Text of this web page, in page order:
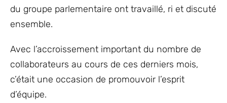
du groupe parlementaire ont travaillé, ri et discuté
ensemble.
Avec l’accroissement important du nombre de
collaborateurs au cours de ces derniers mois,
c’était une occasion de promouvoir l’esprit
d’équipe.